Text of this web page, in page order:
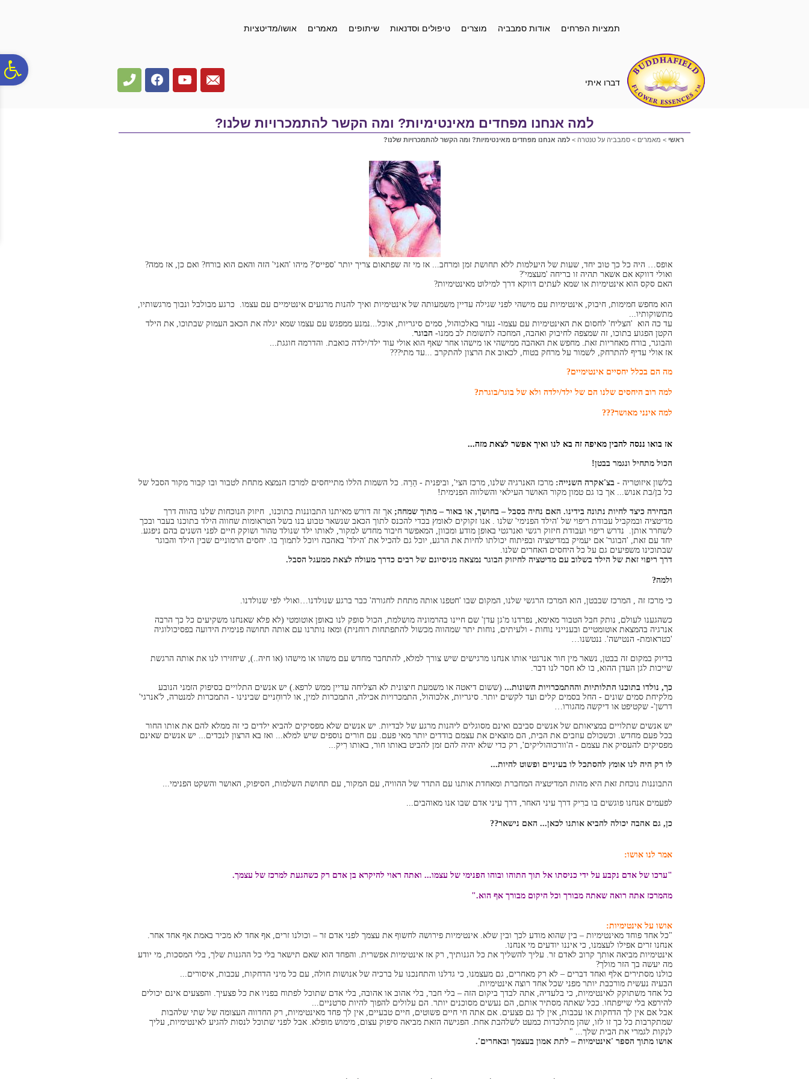
תמציות הפרחים אודות סמבביה מוצרים טיפולים וסדנאות שיתופים מאמרים אושו/מדיטציות
דברו איתי
למה אנחנו מפחדים מאינטימיות? ומה הקשר להתמכרויות שלנו?
ראשי > מאמרים > סמבביה על טנטרה > למה אנחנו מפחדים מאינטימיות? ומה הקשר להתמכרויות שלנו?
אופס… היה כל כך טוב יחד, שעות של היעלמות ללא תחושת זמן ומרחב... אז מי זה שפתאום צריך יותר 'ספייס'? מיהו 'האני' הזה והאם הוא בורח? ואם כן, אז ממה?
ואולי דווקא אם אשאר תהיה זו בריחה 'מעצמי'?
האם סקס הוא אינטימיות או שמא לעתים דווקא דרך למילוט מאינטימיות?
הוא מחפש חמימות, חיבוק, אינטימיות עם מישהי לפני שגילה עדיין משמעותה של אינטימיות ואיך להנות מרגעים אינטימיים עם עצמו. כרגע מבולבל ונבוך מרגשותיו,
מתשוקותיו...
עד כה הוא 'הצליח' לחסום את האינטימיות עם עצמו- נעזר באלכוהול, סמים סיגריות, אוכל...נמנע ממפגש עם עצמו שמא יגלה את הכאב העמוק שבתוכו, את הילד
הקטן הפגוע בתוכו, זה שמצפה לחיבוק ואהבה, המחכה לתשומת לב ממנו- הבוגר.
והבוגר, בורח מאחריות זאת. מחפש את האהבה ממישהי או מישהו אחר שאף הוא אולי עוד ילד/ילדה כואבת. והדרמה חוגגת...
אז אולי עדיף להתרחק, לשמור על מרחק בטוח, לכאוב את הרצון להתקרב ...עד מתי???
מה הם בכלל יחסיים אינטימיים?
למה רוב היחסים שלנו הם של ילד/ילדה ולא של בוגר/בוגרת?
למה אינני מאושר???
אז בואו ננסה להבין מאיפה זה בא לנו ואיך אפשר לצאת מזה...
הכול מתחיל ונגמר בבטן!
בלשון איזוטריה - בצ'אקרה השנייה: מרכז האנרגיה שלנו, מרכז הצי', וביפנית - הַרַה. כל השמות הללו מתייחסים למרכז הנמצא מתחת לטבור ובו קבור מקור הסבל של
כל בן/בת אנוש... אך בו גם טמון מקור האושר העילאי והשלווה הפנימית!
הבחירה כיצד לחיות נתונה בידינו. האם נחיה בסבל – בחושך, או באור – מתוך שמחה; אך זה דורש מאיתנו התבוננות בתוכנו, חיזוק הנוכחות שלנו בהווה דרך
מדיטציה ובמקביל עבודת ריפוי של 'הילד הפנימי' שלנו . אנו זקוקים לאומץ בכדי להכנס לתוך הכאב שנשאר טבוע בנו בשל הטראומות שחווה הילד בתוכנו בעבר ובכך
לשחרר אותן. נדרש ריפוי ועבודת חיזוק רגשי ואנרגטי באופן מודע ומכוון, המאפשר חיבור מחדש למקור, לאותו ילד שנולד טהור ושוקק חיים לפני השנים בהם ניפגע.
יחד עם זאת, 'הבוגר' אם יעמיק במדיטציה ובפיתוח יכולתו לחיות את הרגע, יוכל גם להכיל את 'הילד' באהבה ויוכל לתמוך בו. יחסים הרמוניים שבין הילד והבוגר
שבתוכינו משפיעים גם על כל היחסים האחרים שלנו.
דרך ריפוי זאת של הילד בשלוב עם מדיטציה לחיזוק הבוגר נמצאה מניסיונם של רבים כדרך מעולה לצאת ממעגל הסבל.
ולמה?
כי מרכז זה , המרכז שבבטן, הוא המרכז הרגשי שלנו, המקום שבו 'חטפנו אותה מתחת לחגורה' כבר ברגע שנולדנו…ואולי לפי שנולדנו.
כשהגענו לעולם, נותק חבל הטבור מאימא, נפרדנו מ'גן עדן' שם חיינו בהרמוניה מושלמת, הכול סופק לנו באופן אוטומטי (לא פלא שאנחנו משקיעים כל כך הרבה
אנרגיה בהמצאת אוטומטיים ובענייני נוחות - ולעיתים, נוחות יתר שמהווה מכשול להתפתחות רוחנית) ומאז נותרנו עם אותה תחושה פנימית הידועה בפסיכולוגיה
'כטראומת- הנטישה'. ננטשנו…
בדיוק במקום זה בבטן, נשאר מין חור אנרגטי אותו אנחנו מרגישים שיש צורך למלא, להתחבר מחדש עם משהו או מישהו (או חיה..), שיחזירו לנו את אותה הרגשת
שייכות לגן העדן ההוא, בו לא חסר לנו דבר.
כך, נולדו בתוכנו התלותיות וההתמכרויות השונות... (ששום דיאטה או משמעת חיצונית לא הצליחה עדיין ממש לרפא.) יש אנשים התלויים בסיפוק הזמני הנובע
מלקיחת סמים שונים - החל בסמים קלים ועד לקשים יותר. סיגריות, אלכוהול, התמכרויות אכילה, התמכרות למין, או לרוּחְניים שבינינו - התמכרות למנטרה, ל'אנרגי'
דרשן'- שקטיפט או דיקשה מהגורו…
יש אנשים שתלויים במציאותם של אנשים סביבם ואינם מסוגלים ליהנות מרגע של לבדיות. יש אנשים שלא מפסיקים להביא ילדים כי זה ממלא להם את אותו החור
בכל פעם מחדש. וכשכולם עוזבים את הבית, הם מוצאים את עצמם בודדים יותר מאי פעם. עם חורים נוספים שיש למלא... ואז בא הרצון לנכדים... יש אנשים שאינם
מפסיקים להעסיק את עצמם - ה'וורכוהוליקים', רק כדי שלא יהיה להם זמן להביט באותו חור, באותו רִיק...
לו רק היה לנו אומץ להסתכל לו בעיניים ופשוט להיות...
התבוננות נוכחת זאת היא מהות המדיטציה המחברת ומאחדת אותנו עם התדר של ההוויה, עם המקור, עם תחושת השלמות, הסיפוק, האושר והשקט הפנימי...
לפעמים אנחנו פוגשים בו ברִיק דרך עיני האחר, דרך עיני אדם שבו אנו מאוהבים...
כן, גם אהבה יכולה להביא אותנו לכאן... האם נישאר??
אמר לנו אושו:
"ערכו של אדם נקבע על ידי כניסתו אל תוך התוהו ובוהו הפנימי של עצמו... ואתה ראוי להיקרא בן אדם רק כשהגעת למרכז של עצמך.
מהמרכז אתה רואה שאתה מבורך וכל היקום מבורך אף הוא."
אושו על אינטימיות:
"כל אחד פוחד מאינטימיות – בין שהוא מודע לכך ובין שלא. אינטימיות פירושה לחשוף את עצמך לפני אדם זר – וכולנו זרים, אף אחד לא מכיר באמת אף אחד אחר.
אנחנו זרים אפילו לעצמנו, כי איננו יודעים מי אנחנו.
אינטימיות מביאה אותך קרוב לאדם זר. עליך להשליך את כל הגנותיך, רק אז אינטימיות אפשרית. והפחד הוא שאם תישאר בלי כל ההגנות שלך, בלי המסכות, מי יודע
מה יעשה בך הזר מולך?
כולנו מסתירים אלף ואחד דברים – לא רק מאחרים, גם מעצמנו, כי גדלנו והתחנכנו על ברכיה של אנושות חולה, עם כל מיני הדחקות, עכבות, איסורים...
הבעיה נעשית מורכבת יותר מפני שכל אחד רוצה אינטימיות.
כל אחד משתוקק לאינטימיות, כי בלעדיה, אתה לבדך ביקום הזה – בלי חבר, בלי אהוב או אהובה, בלי אדם שתוכל לפתוח בפניו את כל פצעיך. והפצעים אינם יכולים
להירפא בלי שייפתחו. ככל שאתה מסתיר אותם, הם נעשים מסוכנים יותר. הם עלולים להפוך להיות סרטניים...
אבל אם אין לך הדחקות או עכבות, אין לך גם פצעים. אם אתה חי חיים פשוטים, חיים טבעיים, אין לך פחד מאינטימיות, רק החדווה העצומה של שתי שלהבות
שמתקרבות כל כך זו לזו, שהן מתלכדות כמעט לשלהבת אחת. הפגישה הזאת מביאה סיפוק עצום, מימוש מופלא. אבל לפני שתוכל לנסות להגיע לאינטימיות, עליך
לנקות לגמרי את הבית שלך... "
אושו מתוך הספר 'אינטימיות – לתת אמון בעצמך ובאחרים'.